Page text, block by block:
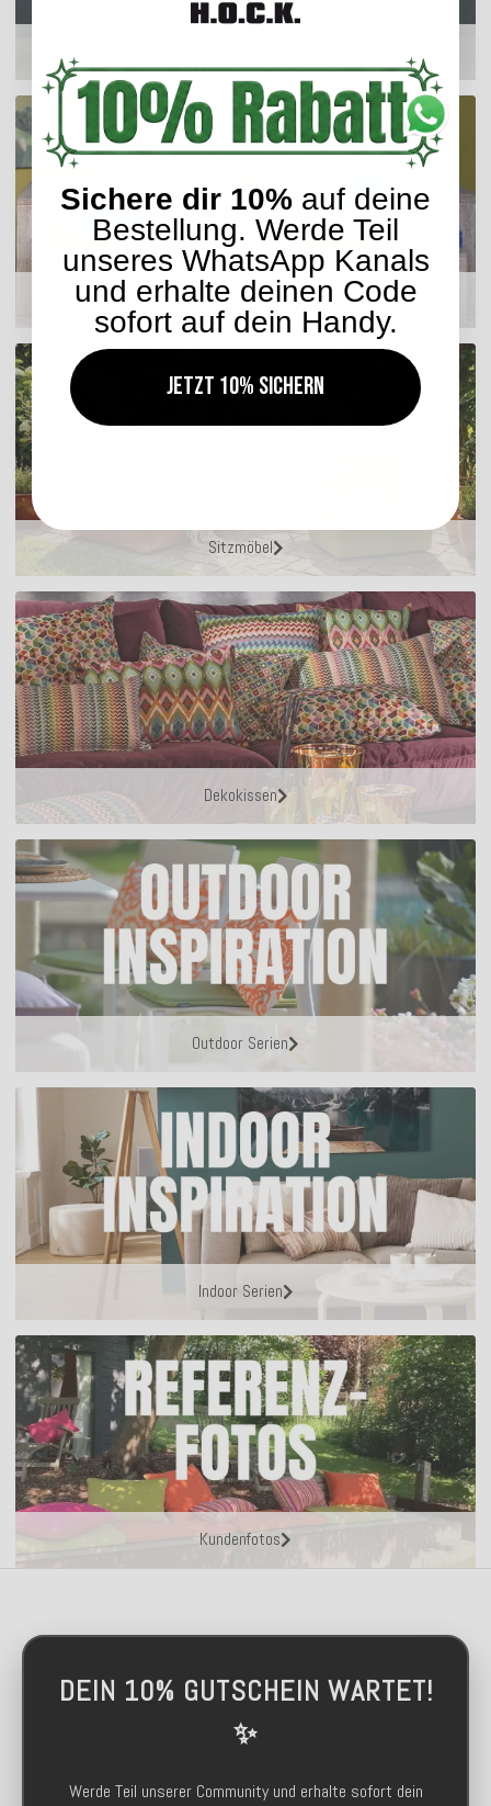
Matratzenkissen
Sitzmöbel
Dekokissen
Outdoor Serien
Indoor Serien
Kundenfotos
DEIN 10% GUTSCHEIN WARTET!
✨
Werde Teil unserer Community und erhalte sofort dein
Sichere dir 10% auf deine
Bestellung. Werde Teil
unseres WhatsApp Kanals
und erhalte deinen Code
sofort auf dein Handy.
Jetzt 10% sichern